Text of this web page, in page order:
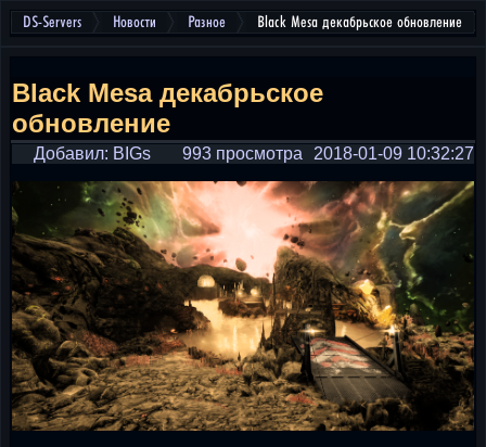
DS-Servers Новости Разное Black Mesa декабрьское обновление
Black Mesa декабрьское
обновление
Добавил: BIGs 2018-01-09 10:32:27
993 просмотра